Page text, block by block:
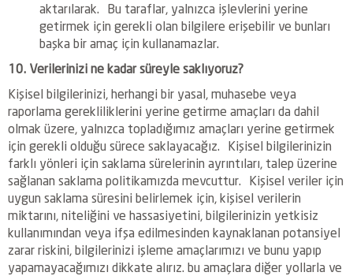
aktarılarak. Bu taraflar, yalnızca işlevlerini yerine
getirmek için gerekli olan bilgilere erişebilir ve bunları
başka bir amaç için kullanamazlar.
10. Verilerinizi ne kadar süreyle saklıyoruz?
Kişisel bilgilerinizi, herhangi bir yasal, muhasebe veya
raporlama gerekliliklerini yerine getirme amaçları da dahil
olmak üzere, yalnızca topladığımız amaçları yerine getirmek
için gerekli olduğu sürece saklayacağız. Kişisel bilgilerinizin
farklı yönleri için saklama sürelerinin ayrıntıları, talep üzerine
sağlanan saklama politikamızda mevcuttur. Kişisel veriler için
uygun saklama süresini belirlemek için, kişisel verilerin
miktarını, niteliğini ve hassasiyetini, bilgilerinizin yetkisiz
kullanımından veya ifşa edilmesinden kaynaklanan potansiyel
zarar riskini, bilgilerinizi işleme amaçlarımızı ve bunu yapıp
yapamayacağımızı dikkate alırız. bu amaçlara diğer yollarla ve